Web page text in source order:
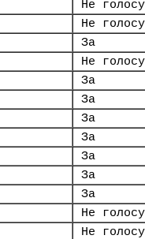
Не
Не
За
Не
За
За
За
За
За
За
За
Не
Не